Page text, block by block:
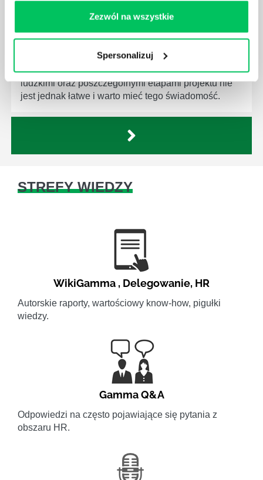
Zezwól na wszystkie
Spersonalizuj
KAŻDY MENEDŻER?
Istnieje wiele metod zarządzania, które mogą okazać
się niezwykle przydatne. Zarządzanie zasobami
ludzkimi oraz poszczególnymi etapami projektu nie
jest jednak łatwe i warto mieć tego świadomość.
STREFY WIEDZY
WikiGamma , Delegowanie, HR
Autorskie raporty, wartościowy know-how, pigułki
wiedzy.
Gamma Q&A
Odpowiedzi na często pojawiające się pytania z
obszaru HR.